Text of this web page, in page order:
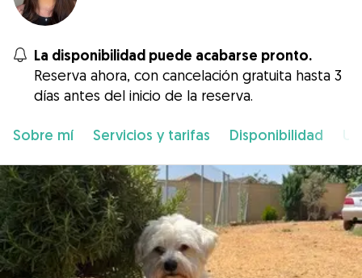
La disponibilidad puede acabarse pronto.
Reserva ahora, con cancelación gratuita hasta 3
días antes del inicio de la reserva.
Sobre mí Servicios y tarifas Disponibilidad